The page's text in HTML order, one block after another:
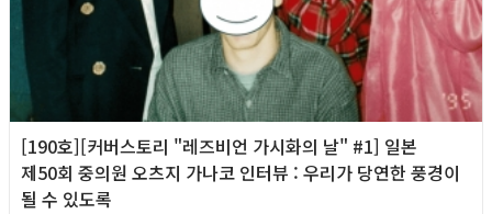
[190호][커버스토리 "레즈비언 가시화의 날" #1] 일본
제50회 중의원 오츠지 가나코 인터뷰 : 우리가 당연한 풍경이
될 수 있도록